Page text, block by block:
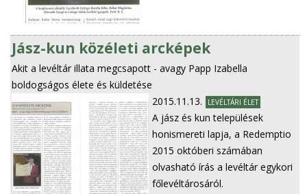
Jász-kun közéleti arcképek
Akit a levéltár illata megcsapott - avagy Papp Izabella
boldogságos élete és küldetése
2015.11.13.
LEVÉLTÁRI ÉLET
A jász és kun települések
honismereti lapja, a Redemptio
2015 októberi számában
olvasható írás a levéltár egykori
főlevéltárosáról.